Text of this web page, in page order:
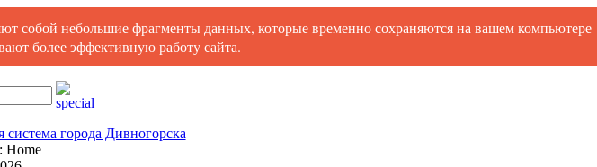
собой небольшие фрагменты данных, которые временно сохраняются на вашем компьютере
более эффективную работу сайта.
система города Дивногорска
Home